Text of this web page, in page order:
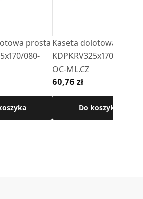
prosta
080-
Kaseta dolotowa prosta
KDPKRV325x170/150-
OC-ML.CZ
60,76 zł
Do koszyka